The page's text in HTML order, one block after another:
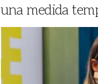
una medida